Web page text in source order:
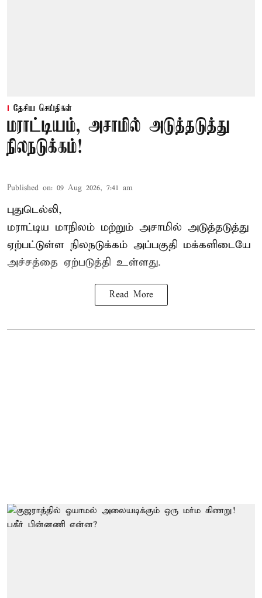
தேசிய செய்திகள்
மராட்டியம், அசாமில் அடுத்தடுத்து
நிலநடுக்கம்!
Published on: 09 Aug 2026, 7:41 am
புதுடெல்லி,
மராட்டிய மாநிலம் மற்றும் அசாமில் அடுத்தடுத்து
ஏற்பட்டுள்ள நிலநடுக்கம் அப்பகுதி மக்களிடையே
அச்சத்தை ஏற்படுத்தி உள்ளது.
Read More